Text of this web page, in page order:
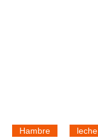
Hambre leche